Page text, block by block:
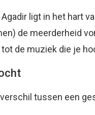
ligt in het hart
de meerderheid
de muziek die je
tussen een